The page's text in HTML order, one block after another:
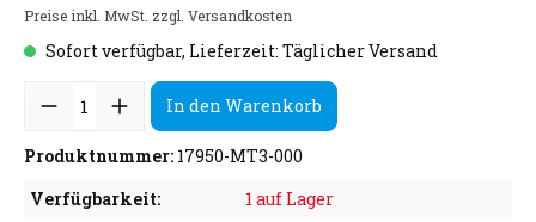
Preise inkl. MwSt. zzgl. Versandkosten
Sofort verfügbar, Lieferzeit: Täglicher Versand
In den Warenkorb
Produktnummer: 17950-MT3-000
Verfügbarkeit:
1 auf Lager